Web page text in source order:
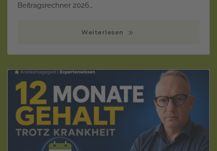
Beitragsrechner 2026…
Weiterlesen